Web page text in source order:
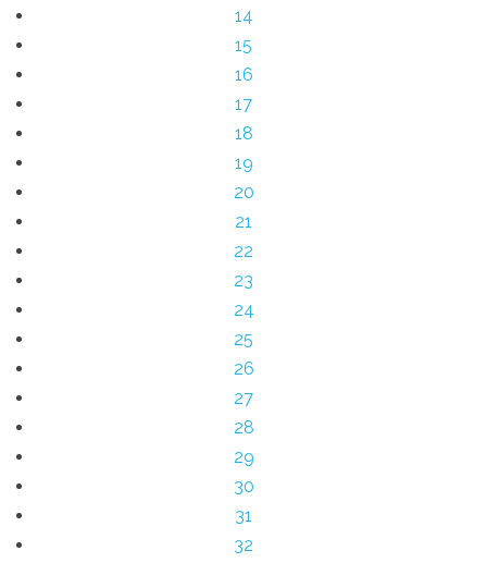
14
15
16
17
18
19
20
21
22
23
24
25
26
27
28
29
30
31
32